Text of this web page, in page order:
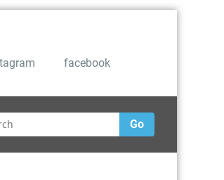
facebook
Go